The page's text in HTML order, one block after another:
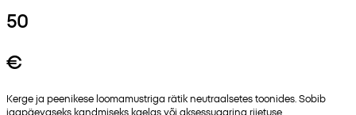
50
€
Kerge ja peenikese loomamustriga rätik neutraalsetes toonides. Sobib
igapäevaseks kandmiseks kaelas või aksessuaarina riietuse